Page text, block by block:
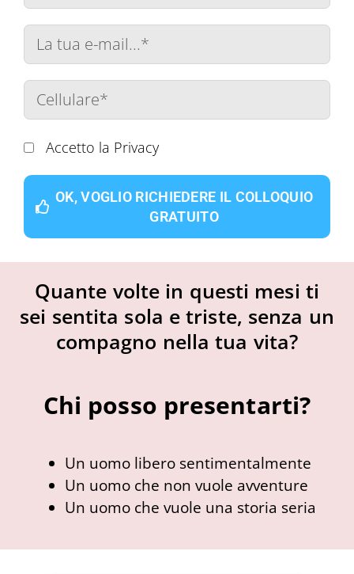
Accetto la Privacy
OK, VOGLIO RICHIEDERE IL COLLOQUIO
GRATUITO
Quante volte in questi mesi ti
sei sentita sola e triste, senza un
compagno nella tua vita?
Chi posso presentarti?
Un uomo libero sentimentalmente
Un uomo che non vuole avventure
Un uomo che vuole una storia seria